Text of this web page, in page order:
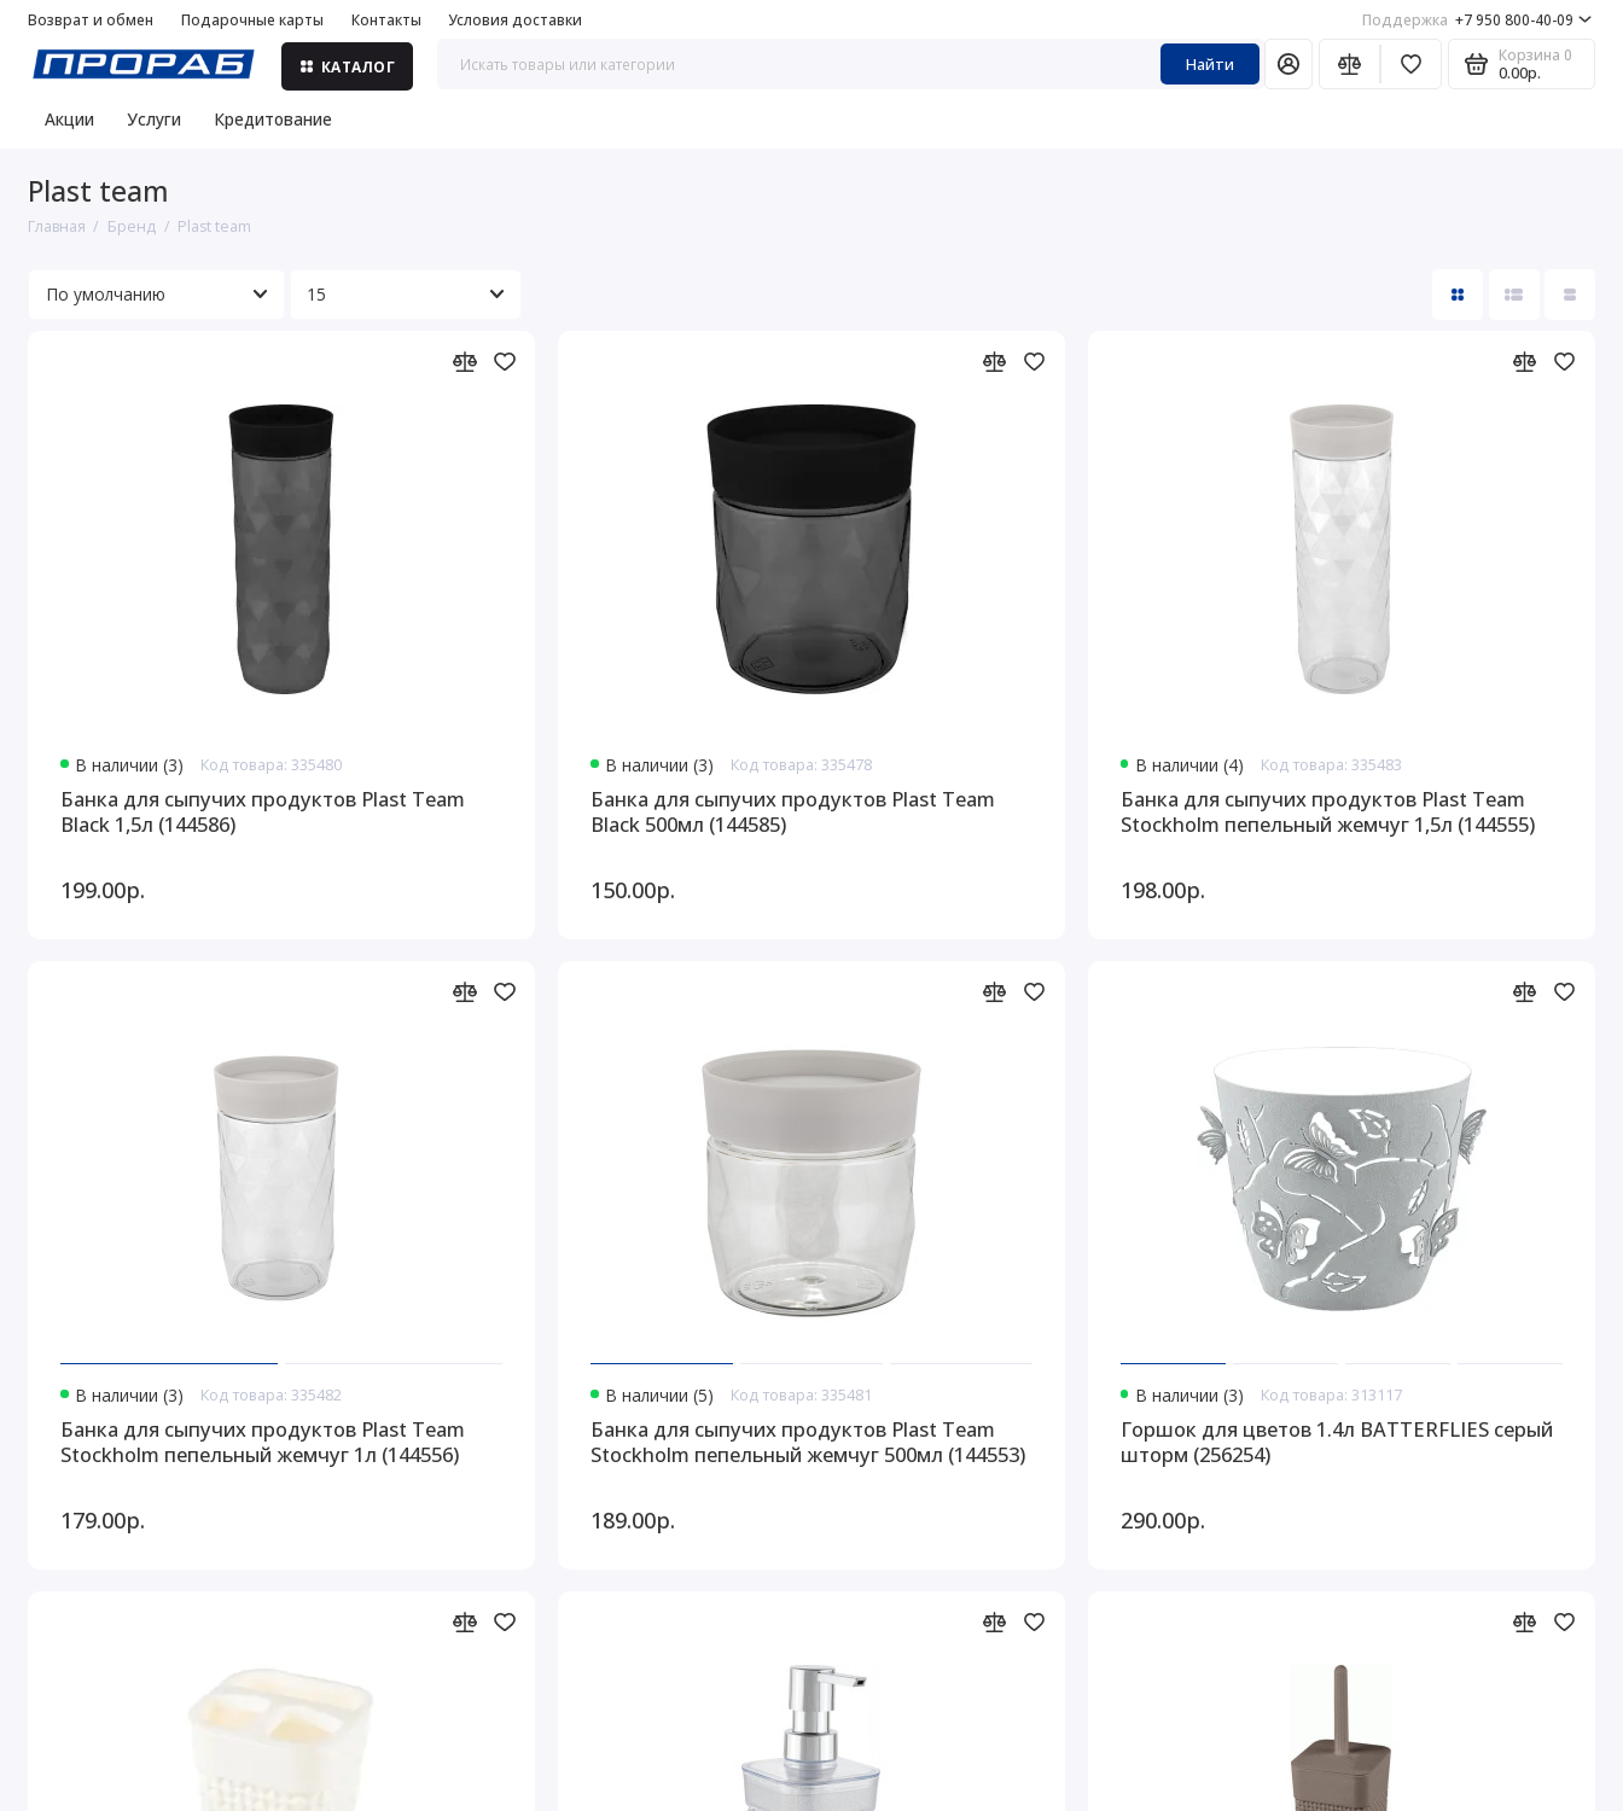
Возврат и обмен Подарочные карты Контакты Условия доставки Поддержка +7 950 800-40-09
КАТАЛОГ Найти Корзина 0
0.00р.
Акции Услуги Кредитование
Plast team
Главная Бренд Plast team
В наличии (3) Код товара: 335480
Банка для сыпучих продуктов Plast Team
Black 1,5л (144586)
199.00р.
В наличии (3) Код товара: 335478
Банка для сыпучих продуктов Plast Team
Black 500мл (144585)
150.00р.
В наличии (4) Код товара: 335483
Банка для сыпучих продуктов Plast Team
Stockholm пепельный жемчуг 1,5л (144555)
198.00р.
В наличии (3) Код товара: 335482
Банка для сыпучих продуктов Plast Team
Stockholm пепельный жемчуг 1л (144556)
179.00р.
В наличии (5) Код товара: 335481
Банка для сыпучих продуктов Plast Team
Stockholm пепельный жемчуг 500мл (144553)
189.00р.
В наличии (3) Код товара: 313117
Горшок для цветов 1.4л BATTERFLIES серый
шторм (256254)
290.00р.